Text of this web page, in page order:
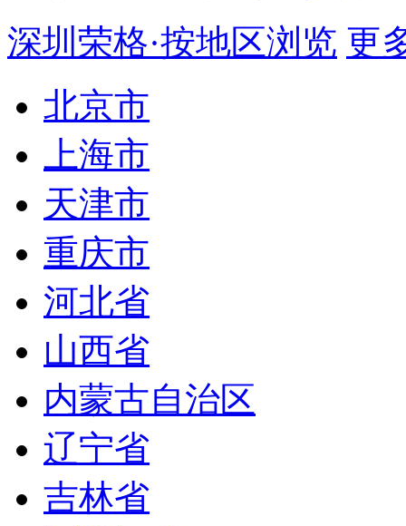
深圳荣格·按地区浏览 更
北京市
上海市
天津市
重庆市
河北省
山西省
内蒙古自治区
辽宁省
吉林省